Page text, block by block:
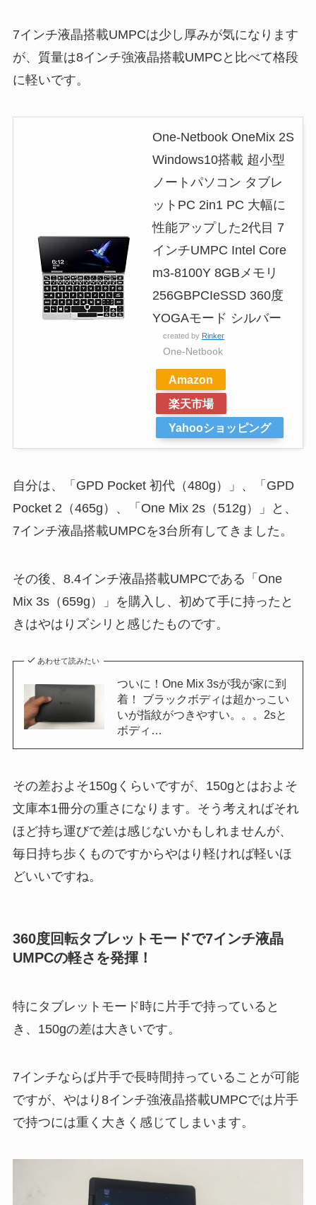
7インチ液晶搭載UMPCは少し厚みが気になります
が、質量は8インチ強液晶搭載UMPCと比べて格段
に軽いです。
One-Netbook OneMix 2S
Windows10搭載 超小型
ノートパソコン タブレ
ットPC 2in1 PC 大幅に
性能アップした2代目 7
インチUMPC Intel Core
m3-8100Y 8GBメモリ
256GBPCIeSSD 360度
YOGAモード シルバー
created by Rinker
One-Netbook
Amazon
楽天市場
Yahooショッピング
自分は、「GPD Pocket 初代（480g）」、「GPD
Pocket 2（465g）、「One Mix 2s（512g）」と、
7インチ液晶搭載UMPCを3台所有してきました。
その後、8.4インチ液晶搭載UMPCである「One
Mix 3s（659g）」を購入し、初めて手に持ったと
きはやはりズシリと感じたものです。
あわせて読みたい
ついに！One Mix 3sが我が家に到
着！ ブラックボディは超かっこい
いが指紋がつきやすい。。。2sと
ボディ…
その差およそ150gくらいですが、150gとはおよそ
文庫本1冊分の重さになります。そう考えればそれ
ほど持ち運びで差は感じないかもしれませんが、
毎日持ち歩くものですからやはり軽ければ軽いほ
どいいですね。
360度回転タブレットモードで7インチ液晶
UMPCの軽さを発揮！
特にタブレットモード時に片手で持っていると
き、150gの差は大きいです。
7インチならば片手で長時間持っていることが可能
ですが、やはり8インチ強液晶搭載UMPCでは片手
で持つには重く大きく感じてしまいます。